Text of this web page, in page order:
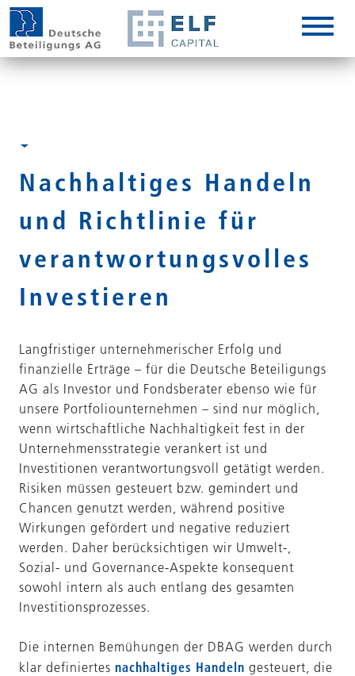
Nachhaltiges Handeln
und Richtlinie für
verantwortungsvolles
Investieren
Langfristiger unternehmerischer Erfolg und
finanzielle Erträge – für die Deutsche Beteiligungs
AG als Investor und Fondsberater ebenso wie für
unsere Portfoliounternehmen – sind nur möglich,
wenn wirtschaftliche Nachhaltigkeit fest in der
Unternehmensstrategie verankert ist und
Investitionen verantwortungsvoll getätigt werden.
Risiken müssen gesteuert bzw. gemindert und
Chancen genutzt werden, während positive
Wirkungen gefördert und negative reduziert
werden. Daher berücksichtigen wir Umwelt-,
Sozial- und Governance-Aspekte konsequent
sowohl intern als auch entlang des gesamten
Investitionsprozesses.
Die internen Bemühungen der DBAG werden durch
klar definiertes nachhaltiges Handeln gesteuert, die